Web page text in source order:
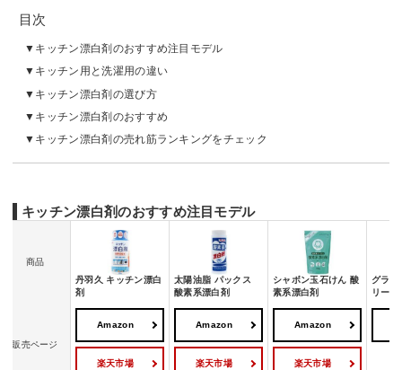
目次
キッチン漂白剤のおすすめ注目モデル
キッチン用と洗濯用の違い
キッチン漂白剤の選び方
キッチン漂白剤のおすすめ
キッチン漂白剤の売れ筋ランキングをチェック
キッチン漂白剤のおすすめ注目モデル
商品
丹羽久 キッチン漂白
剤
太陽油脂 パックス
酸素系漂白剤
シャボン玉石けん 酸
素系漂白剤
グラフ
リー
販売ページ
Amazon
楽天市場
Amazon
楽天市場
Amazon
楽天市場